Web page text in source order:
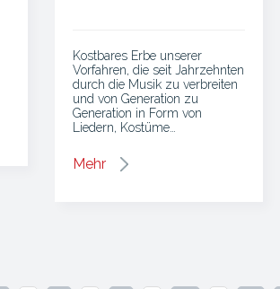
Kostbares Erbe unserer
Vorfahren, die seit Jahrzehnten
durch die Musik zu verbreiten
und von Generation zu
Generation in Form von
Liedern, Kostüme…
Mehr